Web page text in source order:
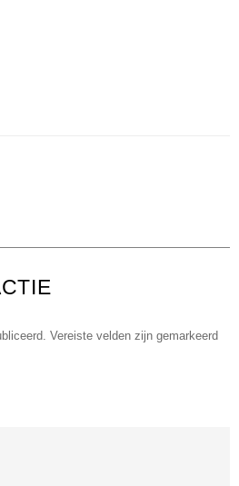
Vereiste velden zijn gemarkeerd